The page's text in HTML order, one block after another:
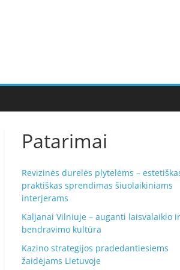
Patarimai
Revizinės durelės plytelėms –
praktiškas sprendimas šiuolaikiniams
interjerams
Kaljanai Vilniuje – auganti laisvalaikio ir
bendravimo kultūra
Kazino strategijos pradedantiesiems
žaidėjams Lietuvoje